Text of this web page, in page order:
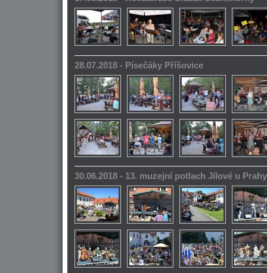
28.07.2018 - Písečáky Příšovice
30.06.2018 - 13. muzejní potlach Jílové u Prahy